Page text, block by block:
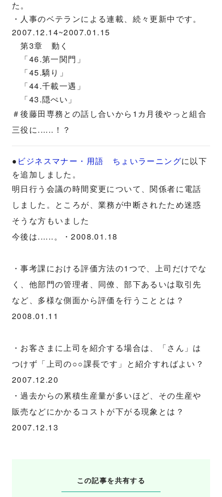
た。
・人事のベテランによる連載、続々更新中です。
2007.12.14~2007.01.15
第3章 動く
「46.第一関門」
「45.驕り」
「44.千載一遇」
「43.隠ぺい」
＃後藤田専務との話し合いから1カ月後やっと組合
三役に......！？
● ビジネスマナー・用語 ちょいラーニングに以下
を追加しました。
明日行う会議の時間変更について、関係者に電話
しました。ところが、業務が中断されたため迷惑
そうな方もいました
今後は......。・2008.01.18
・事考課における評価方法の1つで、上司だけでな
く、他部門の管理者、同僚、部下あるいは取引先
など、多様な側面から評価を行うこととは？
2008.01.11
・お客さまに上司を紹介する場合は、「さん」は
つけず「上司の○○課長です」と紹介すればよい？
2007.12.20
・過去からの累積生産量が多いほど、その生産や
販売などにかかるコストが下がる現象とは？
2007.12.13
この記事を共有する